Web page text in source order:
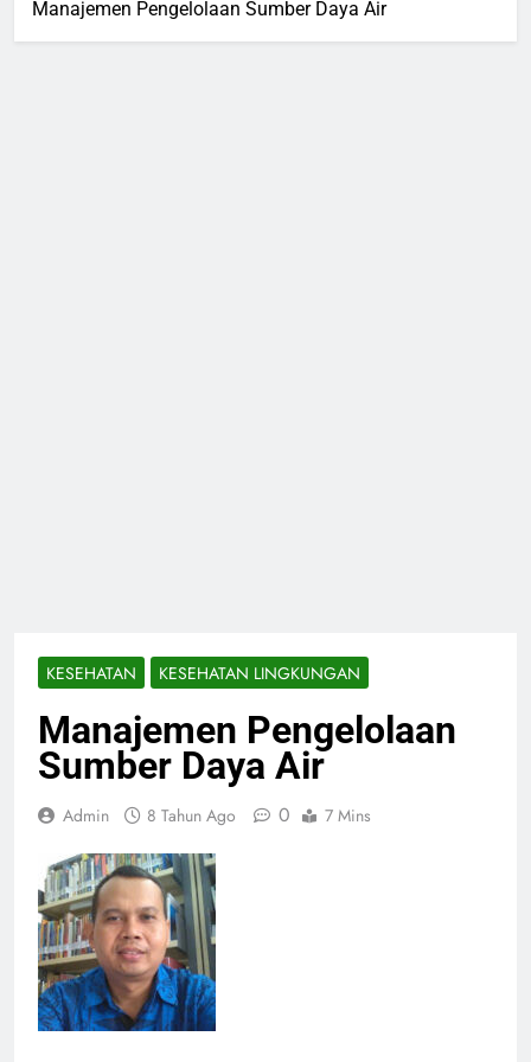
Manajemen Pengelolaan Sumber Daya Air
KESEHATAN KESEHATAN LINGKUNGAN
Manajemen Pengelolaan
Sumber Daya Air
Admin 8 Tahun Ago 0 7 Mins